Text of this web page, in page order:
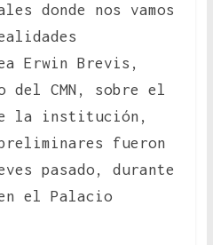
donde nos vamos
Erwin Brevis,
del CMN, sobre el
la institución,
fueron
pasado, durante
el Palacio